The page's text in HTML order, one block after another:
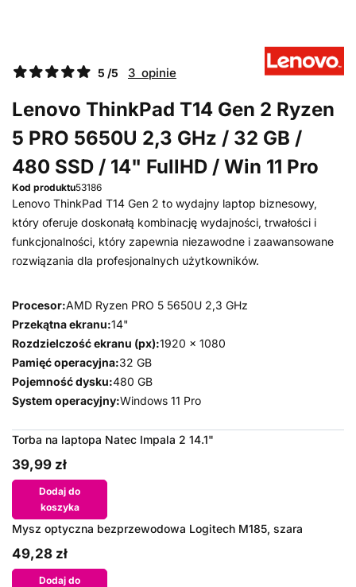
5 /5 3 opinie
Lenovo ThinkPad T14 Gen 2 Ryzen
5 PRO 5650U 2,3 GHz / 32 GB /
480 SSD / 14" FullHD / Win 11 Pro
Kod produktu53186
Lenovo ThinkPad T14 Gen 2 to wydajny laptop biznesowy,
który oferuje doskonałą kombinację wydajności, trwałości i
funkcjonalności, który zapewnia niezawodne i zaawansowane
rozwiązania dla profesjonalnych użytkowników.
Procesor:AMD Ryzen PRO 5 5650U 2,3 GHz
Przekątna ekranu:14"
Rozdzielczość ekranu (px):1920 x 1080
Pamięć operacyjna:32 GB
Pojemność dysku:480 GB
System operacyjny:Windows 11 Pro
Torba na laptopa Natec Impala 2 14.1"
39,99 zł
Dodaj do
koszyka
Mysz optyczna bezprzewodowa Logitech M185, szara
49,28 zł
Dodaj do